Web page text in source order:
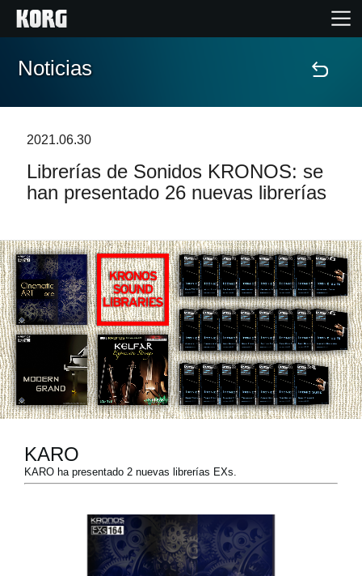
Inicio
Características
Soporte
Localizador de Tiendas
Noticias
Ubicación
Noticias
2021.06.30
Librerías de Sonidos KRONOS: se
han presentado 26 nuevas librerías
KARO
KARO ha presentado 2 nuevas librerías EXs.